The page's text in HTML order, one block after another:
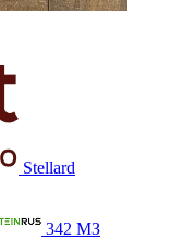
Stellard
342 МЗ